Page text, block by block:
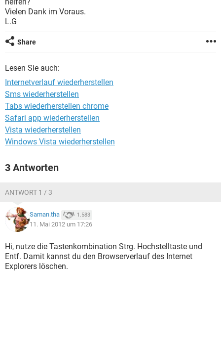
FACEBOOK
Vielen Dank im Voraus.
L.G
Share
Lesen Sie auch:
Internetverlauf wiederherstellen
Sms wiederherstellen
Tabs wiederherstellen chrome
Safari app wiederherstellen
Vista wiederherstellen
Windows Vista wiederherstellen
3 Antworten
ANTWORT 1 / 3
Saman.tha 1.583
11. Mai 2012 um 17:26
Hi, nutze die Tastenkombination Strg. Hochstelltaste und
Entf. Damit kannst du den Browserverlauf des Internet
Explorers löschen.